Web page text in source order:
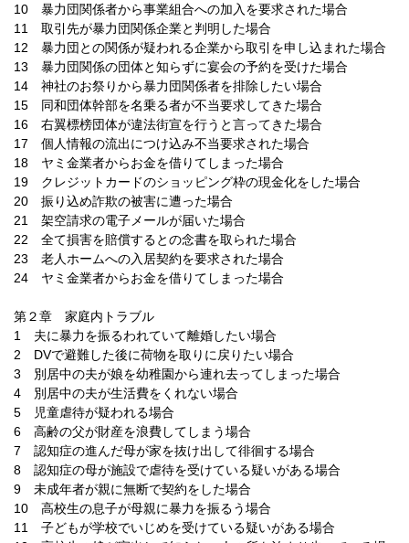
10 暴力団関係者から事業組合への加入を要求された場合
11 取引先が暴力団関係企業と判明した場合
12 暴力団との関係が疑われる企業から取引を申し込まれた場合
13 暴力団関係の団体と知らずに宴会の予約を受けた場合
14 神社のお祭りから暴力団関係者を排除したい場合
15 同和団体幹部を名乗る者が不当要求してきた場合
16 右翼標榜団体が違法街宣を行うと言ってきた場合
17 個人情報の流出につけ込み不当要求された場合
18 ヤミ金業者からお金を借りてしまった場合
19 クレジットカードのショッピング枠の現金化をした場合
20 振り込め詐欺の被害に遭った場合
21 架空請求の電子メールが届いた場合
22 全て損害を賠償するとの念書を取られた場合
23 老人ホームへの入居契約を要求された場合
24 ヤミ金業者からお金を借りてしまった場合
第２章 家庭内トラブル
1 夫に暴力を振るわれていて離婚したい場合
2 DVで避難した後に荷物を取りに戻りたい場合
3 別居中の夫が娘を幼稚園から連れ去ってしまった場合
4 別居中の夫が生活費をくれない場合
5 児童虐待が疑われる場合
6 高齢の父が財産を浪費してしまう場合
7 認知症の進んだ母が家を抜け出して徘徊する場合
8 認知症の母が施設で虐待を受けている疑いがある場合
9 未成年者が親に無断で契約をした場合
10 高校生の息子が母親に暴力を振るう場合
11 子どもが学校でいじめを受けている疑いがある場合